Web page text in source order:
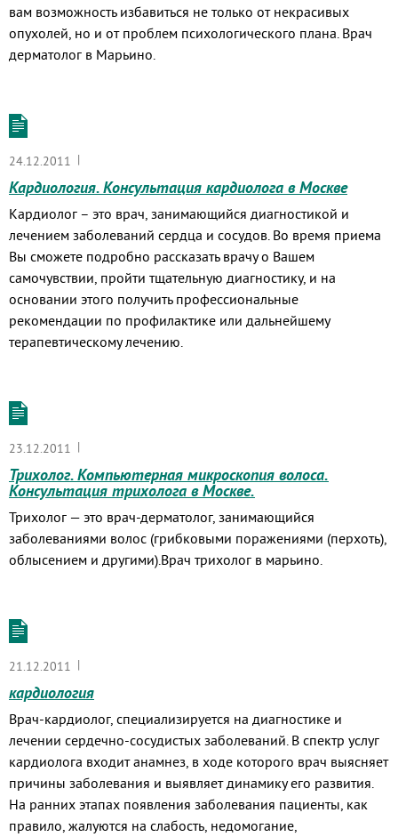
вам возможность избавиться не только от некрасивых
опухолей, но и от проблем психологического плана. Врач
дерматолог в Марьино.
24.12.2011 |
Кардиология. Консультация кардиолога в Москве
Кардиолог – это врач, занимающийся диагностикой и
лечением заболеваний сердца и сосудов. Во время приема
Вы сможете подробно рассказать врачу о Вашем
самочувствии, пройти тщательную диагностику, и на
основании этого получить профессиональные
рекомендации по профилактике или дальнейшему
терапевтическому лечению.
23.12.2011 |
Трихолог. Компьютерная микроскопия волоса.
Консультация трихолога в Москве.
Трихолог — это врач-дерматолог, занимающийся
заболеваниями волос (грибковыми поражениями (перхоть),
облысением и другими).Врач трихолог в марьино.
21.12.2011 |
кардиология
Врач-кардиолог, специализируется на диагностике и
лечении сердечно-сосудистых заболеваний. В спектр услуг
кардиолога входит анамнез, в ходе которого врач выясняет
причины заболевания и выявляет динамику его развития.
На ранних этапах появления заболевания пациенты, как
правило, жалуются на слабость, недомогание,